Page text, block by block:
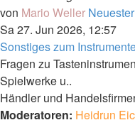
von Mario Weller
Sa 27. Jun 2026, 12:57
Sonstiges zum
Fragen zu
Spielwerke u..
Händler und
Moderatoren: Heidrun